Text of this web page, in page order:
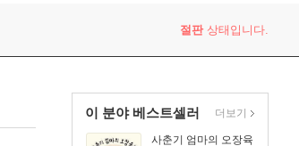
절판상태입니다.
이 분야 베스트셀러
사춘기 엄마의 오장육
더보기